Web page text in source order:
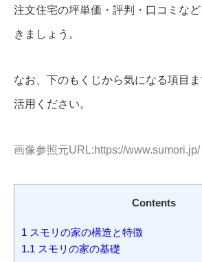
注文住宅の坪単価・評判・口コミな
きましょう。
なお、下のもくじから気になる項目
活用ください。
画像参照元URL:https://www.sumori.jp/
Contents
1 スモリの家の構造と特徴
1.1 スモリの家の基礎